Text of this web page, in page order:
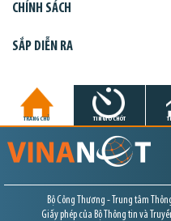
CHÍNH SÁCH
SẮP DIỄN RA
TRANG CHỦ TIN GIỜ CHÓT
Bộ Công Thương - Trung tâm
Giấy phép của Bộ Thông tin và